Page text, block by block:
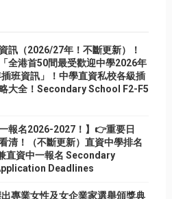
訊（2026/27年！不斷更新）！
全港首50間最受歡迎中學2026年
班資訊」！中學直資私校各級插
大全！Secondary School F2-F5
一報名2026-2027！】👉重要日
清！（不斷更新）直資中學排名
直資中一報名 Secondary
Deadlines
出專業女性及女企業家選舉頒獎典